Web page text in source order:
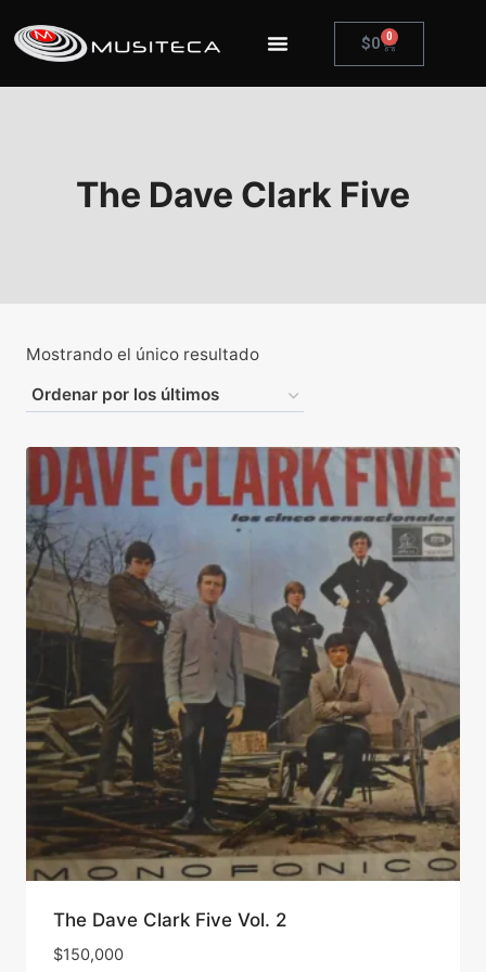
$0 0
The Dave Clark Five
Mostrando el único resultado
The Dave Clark Five Vol. 2
$150,000